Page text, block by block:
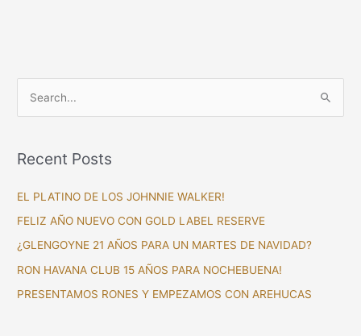
r
o
r
:
Recent Posts
EL PLATINO DE LOS JOHNNIE WALKER!
FELIZ AÑO NUEVO CON GOLD LABEL RESERVE
¿GLENGOYNE 21 AÑOS PARA UN MARTES DE NAVIDAD?
RON HAVANA CLUB 15 AÑOS PARA NOCHEBUENA!
PRESENTAMOS RONES Y EMPEZAMOS CON AREHUCAS